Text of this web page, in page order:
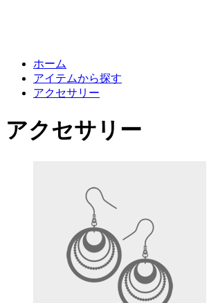
ホーム
アイテムから探す
アクセサリー
アクセサリー